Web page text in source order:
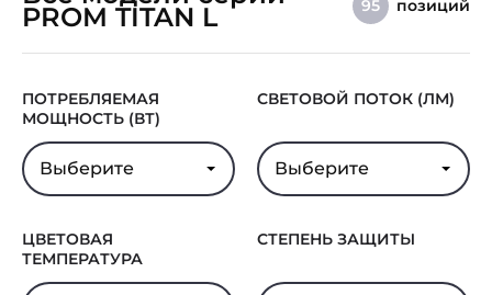
PROM TITAN L 95 позиций
ПОТРЕБЛЯЕМАЯ
МОЩНОСТЬ (ВТ)
Выберите
СВЕТОВОЙ ПОТОК (ЛМ)
Выберите
ЦВЕТОВАЯ
ТЕМПЕРАТУРА
СТЕПЕНЬ ЗАЩИТЫ